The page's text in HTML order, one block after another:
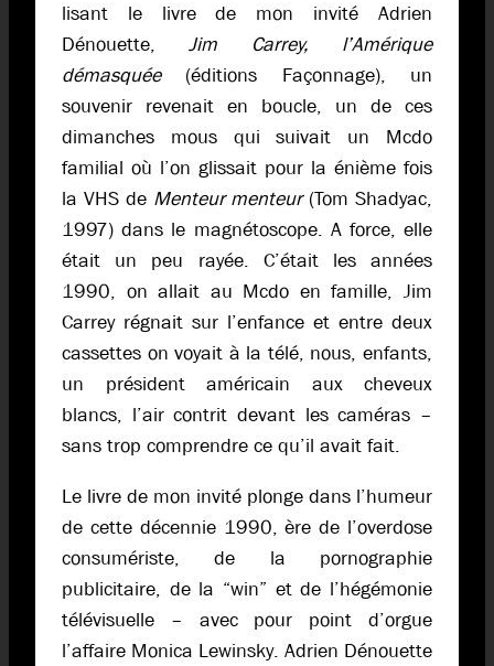
lisant le livre de mon invité Adrien
Dénouette,Jim Carrey, l’Amérique
démasquée(éditions Façonnage), un
souvenir revenait en boucle, un de ces
dimanches mous qui suivait un Mcdo
familial où l’on glissait pour la énième fois
la VHS de Menteur menteur(Tom Shadyac,
1997) dans le magnétoscope. A force, elle
était un peu rayée. C’était les années
1990, on allait au Mcdo en famille, Jim
Carrey régnait sur l’enfance et entre deux
cassettes on voyait à la télé, nous, enfants,
un président américain aux cheveux
blancs, l’air contrit devant les caméras –
sans trop comprendre ce qu’il avait fait.
Le livre de mon invité plonge dans l’humeur
de cette décennie 1990, ère de l’overdose
consumériste, de la pornographie
publicitaire, de la “win” et de l’hégémonie
télévisuelle – avec pour point d’orgue
l’affaire Monica Lewinsky. Adrien Dénouette